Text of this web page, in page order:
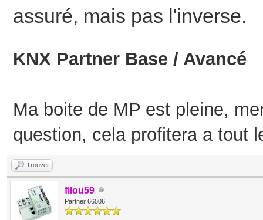
assuré, mais pas l'inverse.
KNX Partner Base / Avancé
Ma boite de MP est pleine,
question, cela profitera a tout
Trouver
filou59
Partner 66506